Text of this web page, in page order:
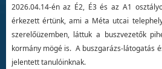
2026.04.14-én az É2, É3 és az A1
érkezett értünk, ami a Méta utcai
szerelőüzemben, láttuk a buszvezetők
kormány mögé is. A buszgarázs-látogatás
jelentett tanulóinknak.